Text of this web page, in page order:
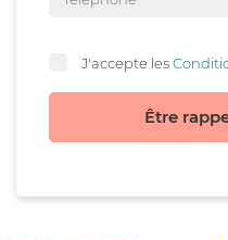
J'accepte les
Être